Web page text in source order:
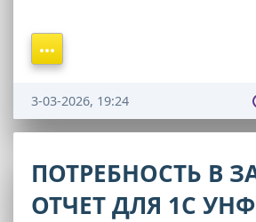
3-03-2026, 19:24
ПОТРЕБНОСТЬ В
ОТЧЕТ ДЛЯ 1С УНФ